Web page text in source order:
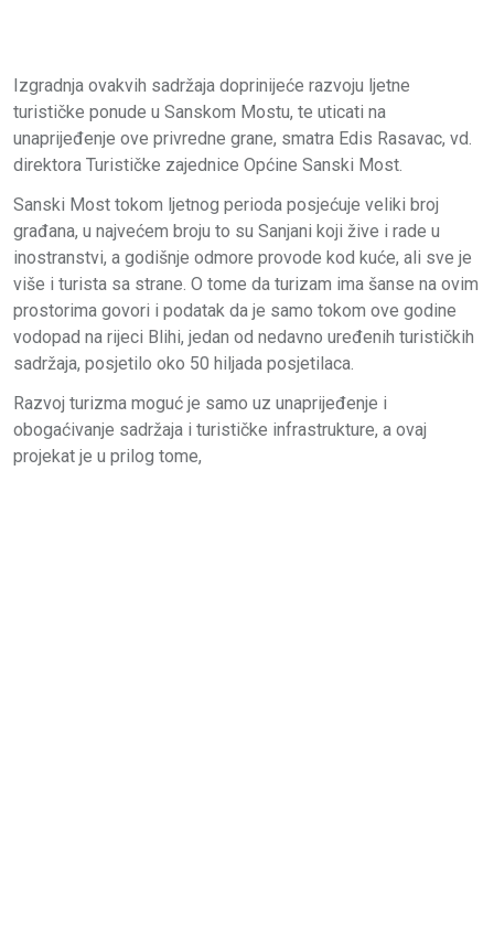
Izgradnja ovakvih sadržaja doprinijeće razvoju ljetne
turističke ponude u Sanskom Mostu, te uticati na
unaprijeđenje ove privredne grane, smatra Edis Rasavac, vd.
direktora Turističke zajednice Općine Sanski Most.
Sanski Most tokom ljetnog perioda posjećuje veliki broj
građana, u najvećem broju to su Sanjani koji žive i rade u
inostranstvi, a godišnje odmore provode kod kuće, ali sve je
više i turista sa strane. O tome da turizam ima šanse na ovim
prostorima govori i podatak da je samo tokom ove godine
vodopad na rijeci Blihi, jedan od nedavno uređenih turističkih
sadržaja, posjetilo oko 50 hiljada posjetilaca.
Razvoj turizma moguć je samo uz unaprijeđenje i
obogaćivanje sadržaja i turističke infrastrukture, a ovaj
projekat je u prilog tome,